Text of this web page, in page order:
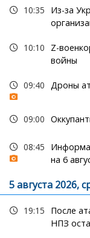
10:35
Из-за
10:10
Z-
войны
09:40 Дроны
09:00
08:45
на 6
5 августа 2026,
19:15
После
НПЗ